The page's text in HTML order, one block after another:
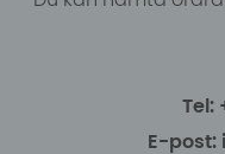
Tel:
E-post: